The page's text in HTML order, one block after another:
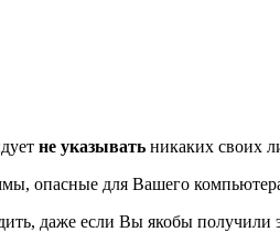
не указывать никаких своих
опасные для Вашего
даже если Вы якобы